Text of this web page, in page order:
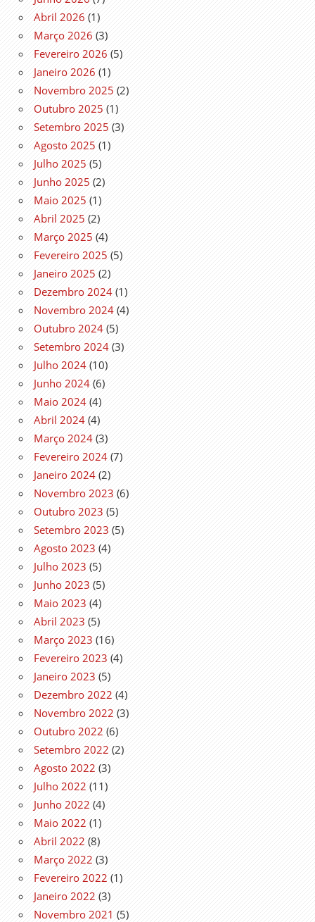
Abril 2026 (1)
Março 2026 (3)
Fevereiro 2026 (5)
Janeiro 2026 (1)
Novembro 2025 (2)
Outubro 2025 (1)
Setembro 2025 (3)
Agosto 2025 (1)
Julho 2025 (5)
Junho 2025 (2)
Maio 2025 (1)
Abril 2025 (2)
Março 2025 (4)
Fevereiro 2025 (5)
Janeiro 2025 (2)
Dezembro 2024 (1)
Novembro 2024 (4)
Outubro 2024 (5)
Setembro 2024 (3)
Julho 2024 (10)
Junho 2024 (6)
Maio 2024 (4)
Abril 2024 (4)
Março 2024 (3)
Fevereiro 2024 (7)
Janeiro 2024 (2)
Novembro 2023 (6)
Outubro 2023 (5)
Setembro 2023 (5)
Agosto 2023 (4)
Julho 2023 (5)
Junho 2023 (5)
Maio 2023 (4)
Abril 2023 (5)
Março 2023 (16)
Fevereiro 2023 (4)
Janeiro 2023 (5)
Dezembro 2022 (4)
Novembro 2022 (3)
Outubro 2022 (6)
Setembro 2022 (2)
Agosto 2022 (3)
Julho 2022 (11)
Junho 2022 (4)
Maio 2022 (1)
Abril 2022 (8)
Março 2022 (3)
Fevereiro 2022 (1)
Janeiro 2022 (3)
Novembro 2021 (5)